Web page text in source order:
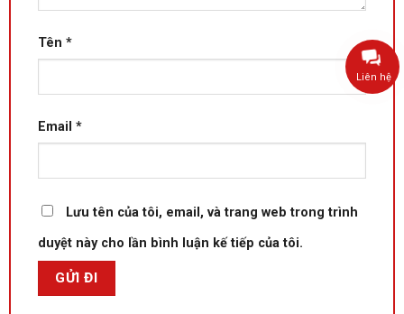
Tên *
Email *
Lưu tên của tôi, email, và trang web trong trình
duyệt này cho lần bình luận kế tiếp của tôi.
Liên hệ